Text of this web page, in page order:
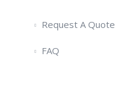
Request A Quote
FAQ